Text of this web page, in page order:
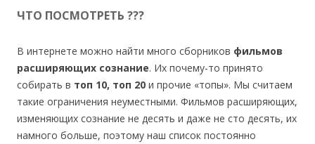
ЧТО ПОСМОТРЕТЬ ???
В интернете можно найти много сборников фильмов
расширяющих сознание. Их почему-то принято
собирать в топ 10, топ 20 и прочие «топы». Мы считаем
такие ограничения неуместными. Фильмов расширяющих,
изменяющих сознание не десять и даже не сто десять, их
намного больше, поэтому наш список постоянно